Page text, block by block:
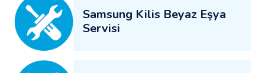
Samsung Kilis Beyaz Eşya
Servisi